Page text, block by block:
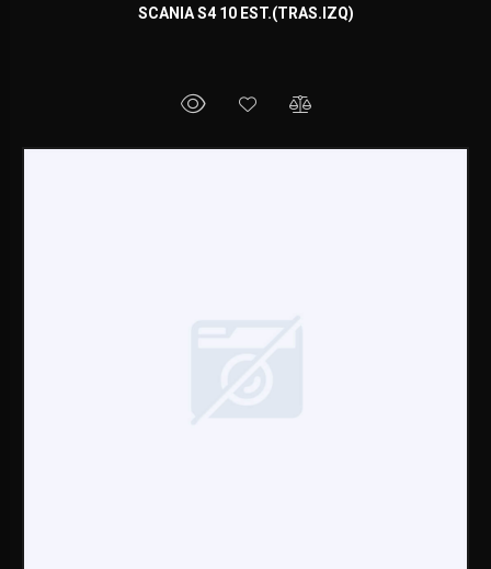
SCANIA S4 10 EST.(TRAS.IZQ)